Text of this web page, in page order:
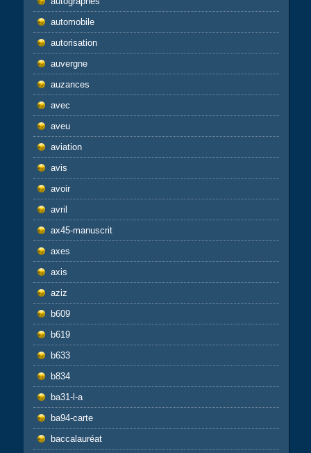
automobile
autorisation
auvergne
auzances
avec
aveu
aviation
avis
avoir
avril
ax45-manuscrit
axes
axis
aziz
b609
b619
b633
b834
ba31-l-a
ba94-carte
baccalauréat